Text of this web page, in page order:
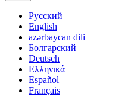
Русский
English
azərbaycan dili
Болгарский
Deutsch
Ελληνικά
Español
Français